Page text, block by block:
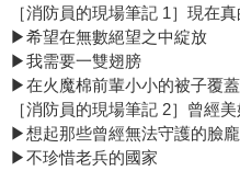
［消防員的現場筆記 1］現在
▶希望在無數絕望之中綻放
▶我需要一雙翅膀
▶在火魔棉前輩小小的被子覆
［消防員的現場筆記 2］曾經
▶想起那些曾經無法守護的臉龐
▶不珍惜老兵的國家